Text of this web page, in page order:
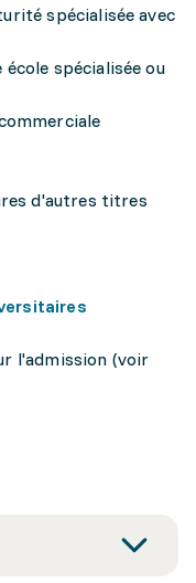
spécialisée avec
spécialisée ou
d'autres titres
l'admission (voir